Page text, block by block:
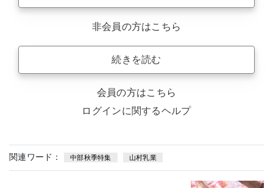
非会員の方はこちら
続きを読む
会員の方はこちら
ログインに関するヘルプ
関連ワード： 中部秋季特集 山村乳業